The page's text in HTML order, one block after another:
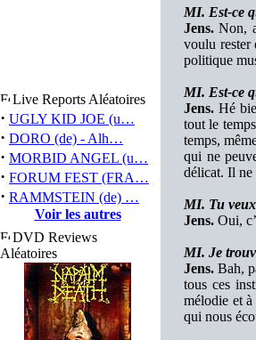
Live Reports Aléatoires
· UGLY KID JOE (u…
· DORO (de) - Alh…
· MORBID ANGEL (u…
· FORUM FEST (FRA…
· RAMMSTEIN (de) …
Voir les autres
DVD Reviews
Aléatoires
MI. Est-ce
Jens. Non,
voulu rester
politique
MI. Est-ce
Jens. Hé
tout le
temps,
qui ne
délicat. Il ne
MI. Tu
Jens. Oui,
MI. Je
Jens. Bah,
tous ces
mélodie et
qui nous